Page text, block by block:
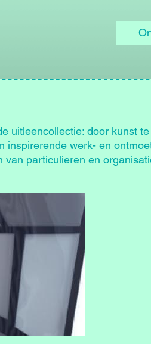
uitleencollectie: door kunst
werk- en
van particulieren en